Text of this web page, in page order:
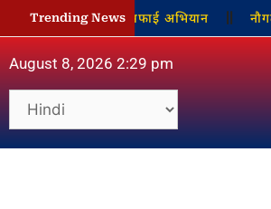
Trending News
ने चलाया सफाई अभियान नौगढ़ में
August 8, 2026 2:29 pm